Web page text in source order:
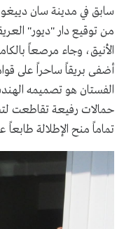
سابق في مدينة سان
من توقيع دار "ديور"
الأنيق، وجاء مرصعاً
أضفى بريقاً ساحراً على
الفستان هو تصميمه
تماماً منح الإطلالة